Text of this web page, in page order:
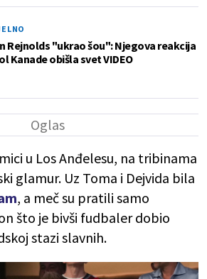
Rejnolds "ukrao šou": Njegova reakcija
Kanade obišla svet VIDEO
u Los Anđelesu, na tribinama
glamur. Uz Toma i Dejvida bila
, a meč su pratili samo
što je bivši fudbaler dobio
stazi slavnih.